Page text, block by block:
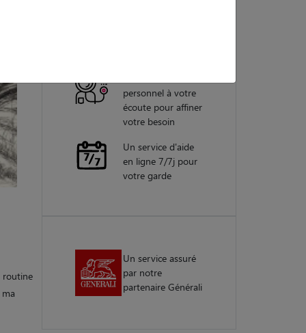
routine
personnel à votre
écoute pour affiner
votre besoin
Un service d'aide
en ligne 7/7j pour
votre garde
Un service assuré
par notre
partenaire Générali